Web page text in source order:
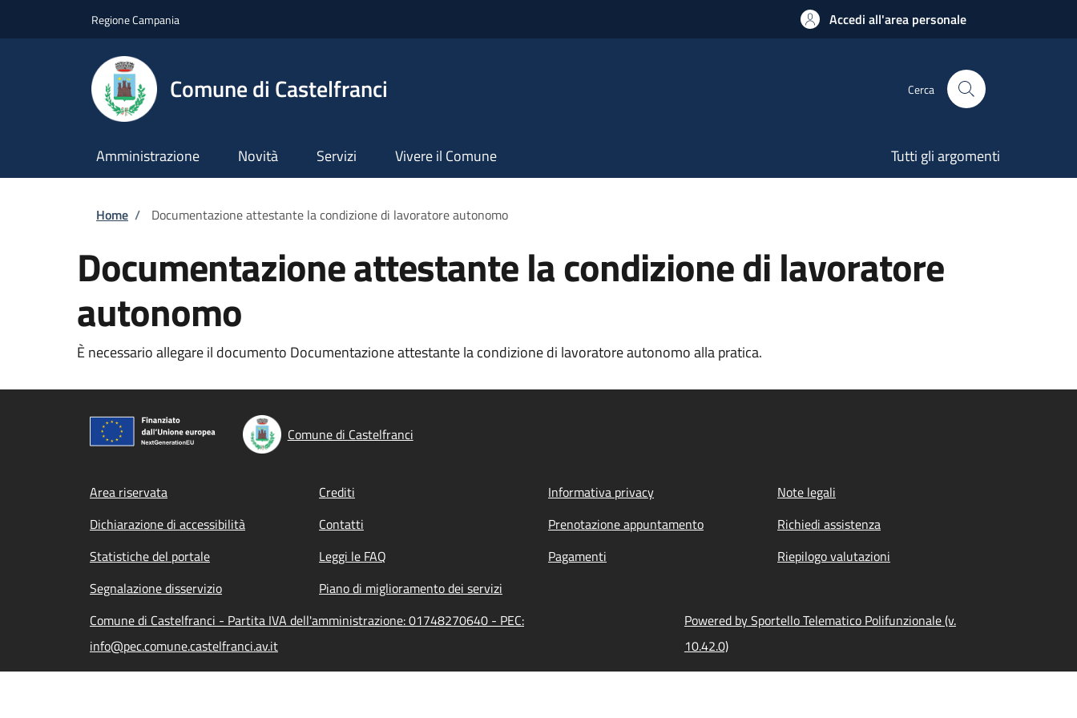
Regione Campania Accedi all'area personale
Comune di Castelfranci Cerca
Amministrazione Novità Servizi Vivere il Comune Tutti gli argomenti
Briciole di pane
Home / Documentazione attestante la condizione di lavoratore autonomo
Documentazione attestante la condizione di lavoratore
autonomo
È necessario allegare il documento Documentazione attestante la condizione di lavoratore autonomo alla pratica.
Comune di Castelfranci
Footer menu
Area riservata Crediti Informativa privacy
Note legali
Dichiarazione di accessibilità
Contatti Prenotazione appuntamento
Richiedi assistenza
Statistiche del portale
Leggi le FAQ Pagamenti
Riepilogo valutazioni
Segnalazione disservizio
Piano di miglioramento dei servizi
Comune di Castelfranci - Partita IVA dell'amministrazione: 01748270640 - PEC:
info@pec.comune.castelfranci.av.it
Powered by Sportello Telematico Polifunzionale (v.
10.42.0)